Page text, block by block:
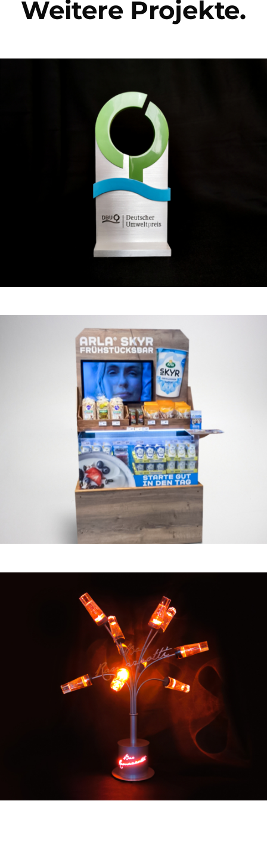
Weitere Projekte.
SONDERLÖSUNGEN
POS HIGHLIGHTS
SONDERLÖSUNGEN
WAS MACHT ZWEYLOEVEN SO?
– die Produktion.
LINKS AUF UNSERER WEBSITE
Was machen wir?
Unsere Arbeiten
Datenschutzerklärung